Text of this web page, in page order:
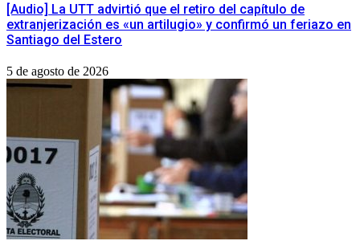
[Audio] La UTT advirtió que el retiro del capítulo de
extranjerización es «un artilugio» y confirmó un feriazo en
Santiago del Estero
5 de agosto de 2026